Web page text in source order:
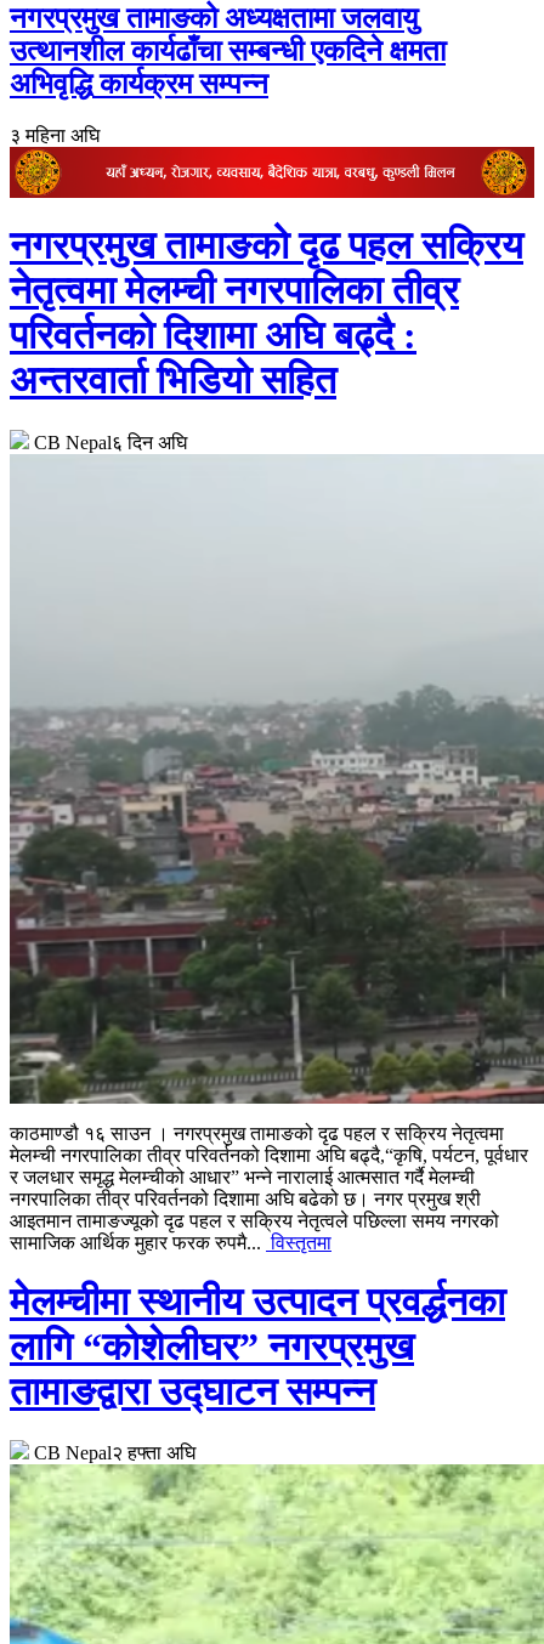
नगरप्रमुख तामाङको अध्यक्षतामा जलवायु
उत्थानशील कार्यढाँचा सम्बन्धी एकदिने क्षमता
अभिवृद्धि कार्यक्रम सम्पन्न
३ महिना अघि
नगरप्रमुख तामाङको दृढ पहल सक्रिय
नेतृत्वमा मेलम्ची नगरपालिका तीव्र
परिवर्तनको दिशामा अघि बढ्दै :
अन्तरवार्ता भिडियो सहित
CB Nepal६ दिन अघि
काठमाण्डौ १६ साउन । नगरप्रमुख तामाङको दृढ पहल र सक्रिय नेतृत्वमा
मेलम्ची नगरपालिका तीव्र परिवर्तनको दिशामा अघि बढ्दै,“कृषि, पर्यटन, पूर्वधार
र जलधार समृद्ध मेलम्चीको आधार” भन्ने नारालाई आत्मसात गर्दै मेलम्ची
नगरपालिका तीव्र परिवर्तनको दिशामा अघि बढेको छ। नगर प्रमुख श्री
आइतमान तामाङज्यूको दृढ पहल र सक्रिय नेतृत्वले पछिल्ला समय नगरको
सामाजिक आर्थिक मुहार फरक रुपमै... विस्तृतमा
मेलम्चीमा स्थानीय उत्पादन प्रवर्द्धनका
लागि “कोशेलीघर” नगरप्रमुख
तामाङद्वारा उद्घाटन सम्पन्न
CB Nepal२ हफ्ता अघि